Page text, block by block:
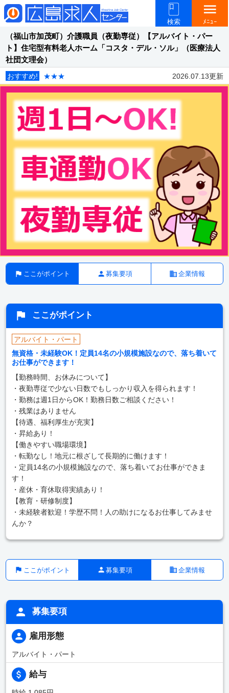
検索
menu
ﾒﾆｭｰ
（福山市加茂町）介護職員（夜勤専従）【アルバイト・パー
ト】住宅型有料老人ホーム「コスタ・デル・ソル」（医療法人
社団文理会）
おすすめ! ★★★ 2026.07.13更新
ここがポイント 募集要項 企業情報
ここがポイント
アルバイト・パート
無資格・未経験OK！定員14名の小規模施設なので、落ち着いて
お仕事ができます！
【勤務時間、お休みについて】
・夜勤専従で少ない日数でもしっかり収入を得られます！
・勤務は週1日からOK！勤務日数ご相談ください！
・残業はありません
【待遇、福利厚生が充実】
・昇給あり！
【働きやすい職場環境】
・転勤なし！地元に根ざして長期的に働けます！
・定員14名の小規模施設なので、落ち着いてお仕事ができま
す！
・産休・育休取得実績あり！
【教育・研修制度】
・未経験者歓迎！学歴不問！人の助けになるお仕事してみませ
んか？
ここがポイント 募集要項 企業情報
募集要項
雇用形態
アルバイト・パート
給与